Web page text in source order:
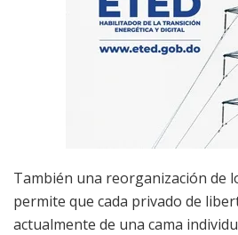
También una reorganización de
permite que cada privado de
actualmente de una cama